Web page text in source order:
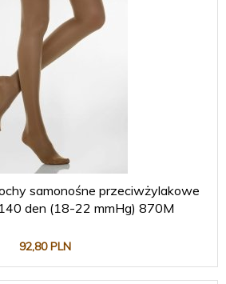
samonośne przeciwżylakowe
den (18-22 mmHg) 870M
92,80 PLN